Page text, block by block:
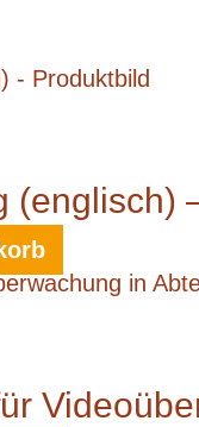
(englisch)